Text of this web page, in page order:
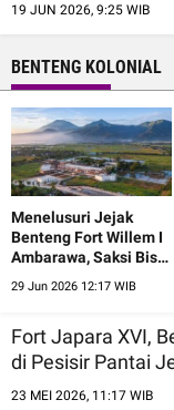
19 JUN 2026, 9:25 WIB
BENTENG KOLONIAL
Menelusuri Jejak
Benteng Fort Willem I
Ambarawa, Saksi Bisu
29 Jun 2026 12:17 WIB
Fort Japara XVI,
di Pesisir Pantai
23 MEI 2026, 11:17 WIB